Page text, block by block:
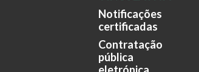
Notificações
certificadas
Contratação
pública